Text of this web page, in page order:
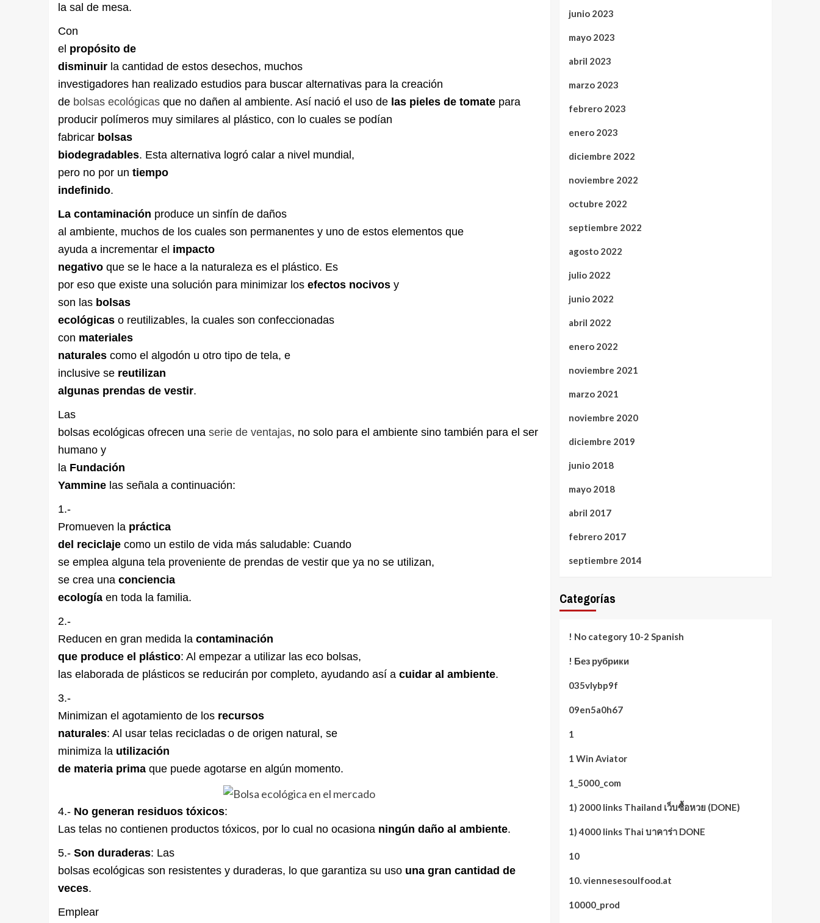
la sal de mesa.
Con
el propósito de
disminuirla cantidad de estos desechos, muchos
investigadores han realizado estudios para buscar alternativas para la creación
de bolsas ecológicasque no dañen al ambiente. Así nació el uso de las pieles de tomatepara
producir polímeros muy similares al plástico, con lo cuales se podían
fabricar bolsas
biodegradables. Esta alternativa logró calar a nivel mundial,
pero no por un tiempo
indefinido.
La contaminación produce un sinfín de daños
al ambiente, muchos de los cuales son permanentes y uno de estos elementos que
ayuda a incrementar el impacto
negativoque se le hace a la naturaleza es el plástico. Es
por eso que existe una solución para minimizar los efectos nocivosy
son las bolsas
ecológicaso reutilizables, la cuales son confeccionadas
con materiales
naturalescomo el algodón u otro tipo de tela, e
inclusive se reutilizan
algunas prendas de vestir.
Las
bolsas ecológicas ofrecen una serie de ventajas, no solo para el ambiente sino también para el ser
humano y
la Fundación
Yamminelas señala a continuación:
1.-
Promueven la práctica
del reciclajecomo un estilo de vida más saludable: Cuando
se emplea alguna tela proveniente de prendas de vestir que ya no se utilizan,
se crea una conciencia
ecologíaen toda la familia.
2.-
Reducen en gran medida la contaminación
que produce el plástico: Al empezar a utilizar las eco bolsas,
las elaborada de plásticos se reducirán por completo, ayudando así a cuidar al ambiente.
3.-
Minimizan el agotamiento de los recursos
naturales: Al usar telas recicladas o de origen natural, se
minimiza la utilización
de materia primaque puede agotarse en algún momento.
4.- No generan residuos tóxicos:
Las telas no contienen productos tóxicos, por lo cual no ocasiona ningún daño al ambiente.
5.- Son duraderas: Las
bolsas ecológicas son resistentes y duraderas, lo que garantiza su uso una gran cantidad de
veces.
Emplear
junio 2023
mayo 2023
abril 2023
marzo 2023
febrero 2023
enero 2023
diciembre 2022
noviembre 2022
octubre 2022
septiembre 2022
agosto 2022
julio 2022
junio 2022
abril 2022
enero 2022
noviembre 2021
marzo 2021
noviembre 2020
diciembre 2019
junio 2018
mayo 2018
abril 2017
febrero 2017
septiembre 2014
Categorías
! No category 10-2 Spanish
! Без рубрики
035vlybp9f
09en5a0h67
1
1 Win Aviator
1_5000_com
1) 2000 links Thailand เว็บซื้อหวย (DONE)
1) 4000 links Thai บาคาร่า DONE
10
10. viennesesoulfood.at
10000_prod